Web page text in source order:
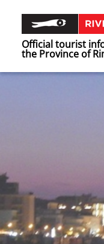
Official tourist
the Province of